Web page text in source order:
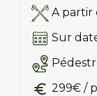
A partir
Sur
299€ /